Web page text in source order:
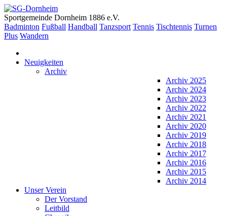
Sportgemeinde Dornheim 1886 e.V.
Badminton Fußball Handball Tanzsport Tennis Tischtennis Turnen
Plus Wandern
Neuigkeiten
Archiv
Archiv 2025
Archiv 2024
Archiv 2023
Archiv 2022
Archiv 2021
Archiv 2020
Archiv 2019
Archiv 2018
Archiv 2017
Archiv 2016
Archiv 2015
Archiv 2014
Unser Verein
Der Vorstand
Leitbild